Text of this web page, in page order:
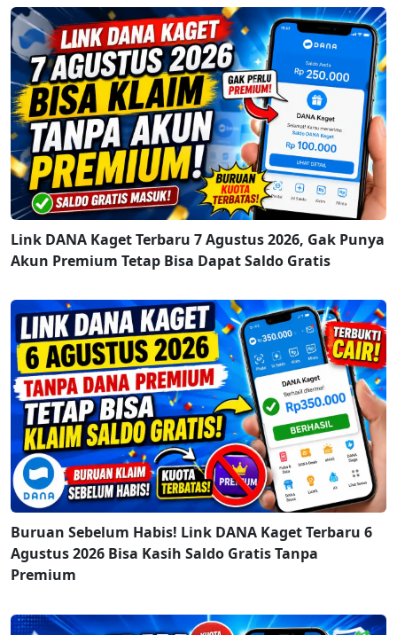
Link DANA Kaget Terbaru 7 Agustus 2026, Gak Punya
Akun Premium Tetap Bisa Dapat Saldo Gratis
Buruan Sebelum Habis! Link DANA Kaget Terbaru 6
Agustus 2026 Bisa Kasih Saldo Gratis Tanpa
Premium